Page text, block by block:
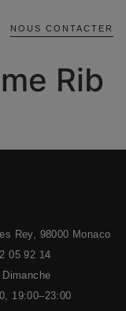
NOUS CONTACTER
Rib
Rey, 98000 Monaco
05 92 14
Dimanche
19:00–23:00
grâce